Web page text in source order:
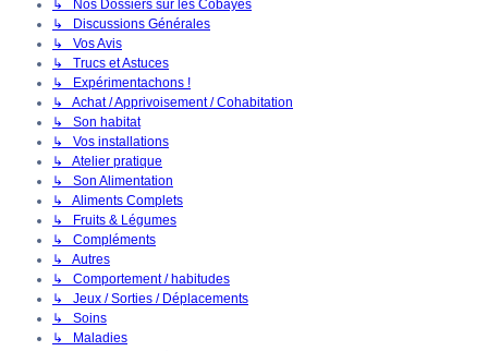
↳ Nos Dossiers sur les Cobayes
↳ Discussions Générales
↳ Vos Avis
↳ Trucs et Astuces
↳ Expérimentachons !
↳ Achat / Apprivoisement / Cohabitation
↳ Son habitat
↳ Vos installations
↳ Atelier pratique
↳ Son Alimentation
↳ Aliments Complets
↳ Fruits & Légumes
↳ Compléments
↳ Autres
↳ Comportement / habitudes
↳ Jeux / Sorties / Déplacements
↳ Soins
↳ Maladies